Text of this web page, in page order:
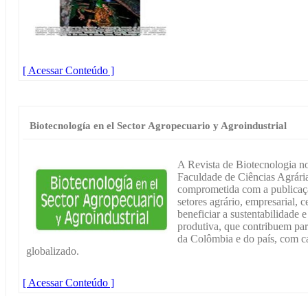
[ Acessar Conteúdo ]
Biotecnología en el Sector Agropecuario y Agroindustrial
A Revista de Biotecnologia
Faculdade de Ciências
comprometida com a
setores agrário, empresarial,
beneficiar a sustentabilidade
produtiva, que contribuem
da Colômbia e do país, com
globalizado.
[ Acessar Conteúdo ]